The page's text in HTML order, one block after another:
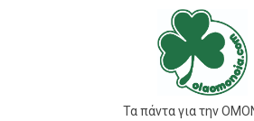
Τα πάντα για την